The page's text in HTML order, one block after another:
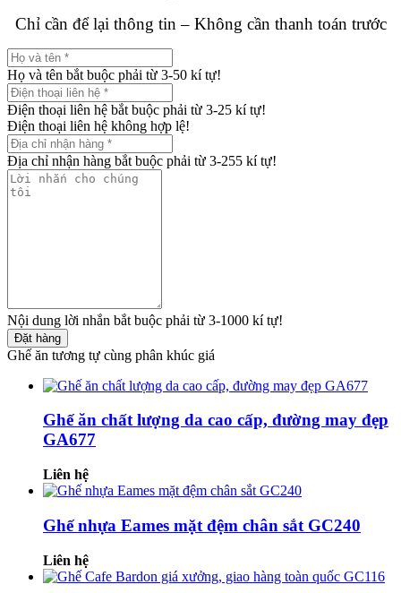
Chỉ cần để lại thông tin – Không cần thanh toán trước
Họ và tên bắt buộc phải từ 3-50 kí tự!
Điện thoại liên hệ bắt buộc phải từ 3-25 kí tự!
Điện thoại liên hệ không hợp lệ!
Địa chỉ nhận hàng bắt buộc phải từ 3-255 kí tự!
Nội dung lời nhắn bắt buộc phải từ 3-1000 kí tự!
Đặt hàng
Ghế ăn tương tự cùng phân khúc giá
Ghế ăn chất lượng da cao cấp, đường may đẹp
GA677
Liên hệ
Ghế nhựa Eames mặt đệm chân sắt GC240
Liên hệ